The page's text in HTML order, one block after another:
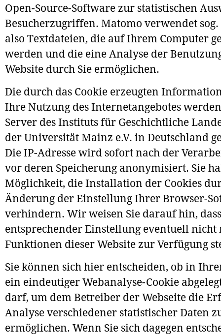
Open-Source-Software zur statistischen
Besucherzugriffen. Matomo verwendet sog.
also Textdateien, die auf Ihrem Computer
werden und die eine Analyse der
Website durch Sie ermöglichen.
Die durch das Cookie erzeugten
Ihre Nutzung des Internetangebotes
Server des Instituts für Geschichtliche
der Universität Mainz e.V. in Deutschland
Die IP-Adresse wird sofort nach der
vor deren Speicherung anonymisiert. Sie
Möglichkeit, die Installation der Cookies
Änderung der Einstellung Ihrer Browser-
verhindern. Wir weisen Sie darauf hin,
entsprechender Einstellung eventuell nicht
Funktionen dieser Website zur Verfügung
Sie können sich hier entscheiden, ob in
ein eindeutiger Webanalyse-Cookie
darf, um dem Betreiber der Webseite die
Analyse verschiedener statistischer Daten
ermöglichen. Wenn Sie sich dagegen